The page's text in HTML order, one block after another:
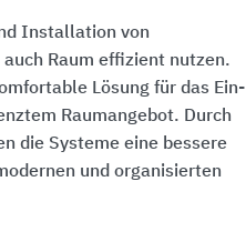
Installation von
Raum effizient nutzen.
Lösung für das Ein-
Raumangebot. Durch
die Systeme eine bessere
und organisierten